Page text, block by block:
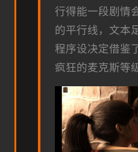
行得能一段剧情
的平行线，文本
程序设决定借鉴
疯狂的麦克斯等